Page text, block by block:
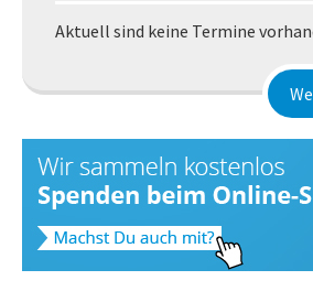
Aktuell sind keine Termine